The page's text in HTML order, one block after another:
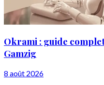
Okrami : guide
Gamzig
8 août 2026